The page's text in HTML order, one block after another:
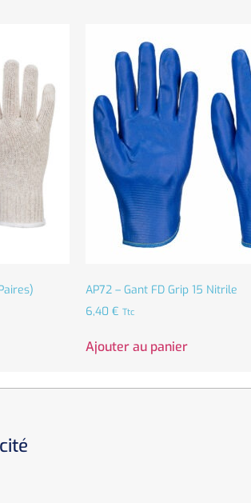
AP72 – Gant FD Grip 15 Nitrile
6,40 € Ttc
Ajouter au panier